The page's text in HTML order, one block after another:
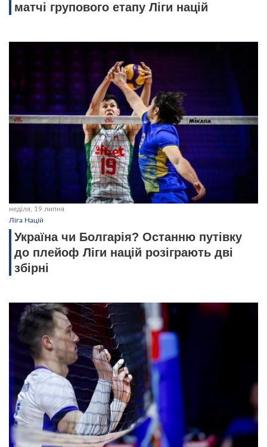
матчі групового етапу Ліги націй
неділя, 19 липня
Ліга Націй
Україна чи Болгарія? Останню путівку
до плейоф Ліги націй розіграють дві
збірні